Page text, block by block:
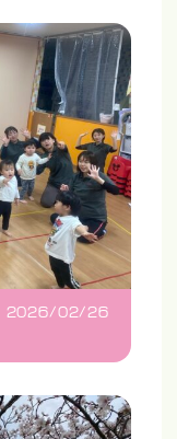
2026/02/26